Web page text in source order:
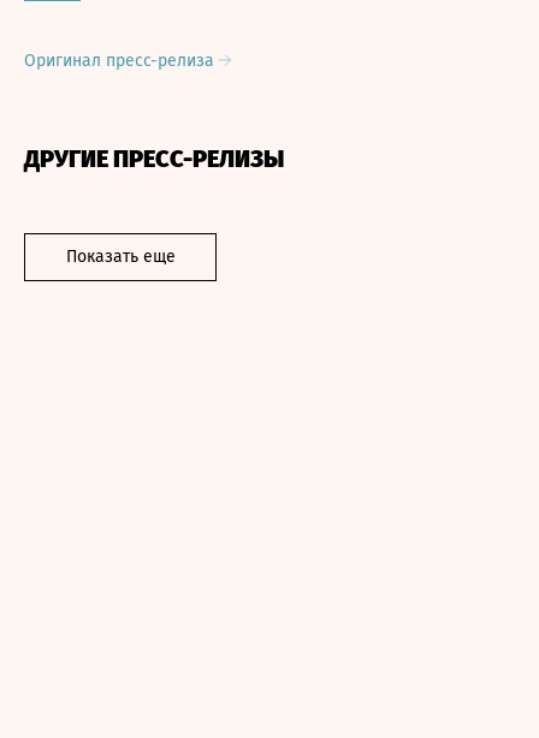
Оригинал пресс-релиза
ДРУГИЕ ПРЕСС-РЕЛИЗЫ
Показать еще